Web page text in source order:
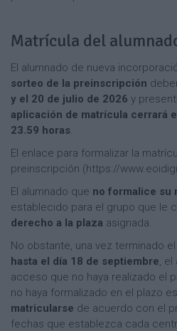
Matrícula del
El alumnado de nueva
sorteo de la preinscripción
y el 20 de julio de 2026 y
aplicación de matrícula cerrará
23.59 horas.
El enlace para formalizar la
preinscripción (https://
El alumnado que no formalice su
establecido para el grupo que le
derecho a la plaza asignada.
No obstante, una vez terminado
hasta el día 18 de septiembre, el
acceso que no haya realizado el
no haya formalizado en el plazo
matricularse de acuerdo con el
fechas que establezca cada